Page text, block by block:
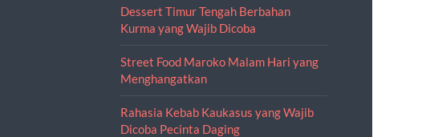
Dessert Timur Tengah Berbahan
Kurma yang Wajib Dicoba
Street Food Maroko Malam Hari yang
Menghangatkan
Rahasia Kebab Kaukasus yang Wajib
Dicoba Pecinta Daging